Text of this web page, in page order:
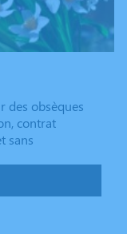
des obsèques
contrat
sans